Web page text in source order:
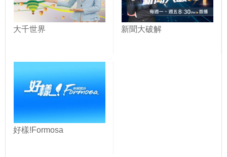
大千世界 新聞大破解
好樣!Formosa